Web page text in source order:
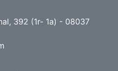
392 (1r- 1a) - 08037